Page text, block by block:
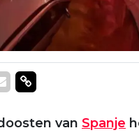
Facebook
op Twitter
Delen via Mail
Delen via link
van Spanje